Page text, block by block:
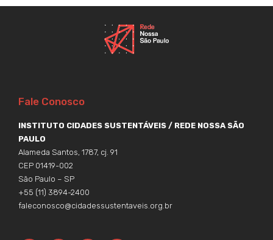
Fale Conosco
INSTITUTO CIDADES SUSTENTÁVEIS / REDE NOSSA SÃO
PAULO
Alameda Santos, 1787, cj. 91
CEP 01419-002
São Paulo – SP
+55 (11) 3894-2400
faleconosco@cidadessustentaveis.org.br